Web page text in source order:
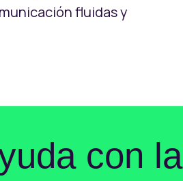
fluidas y
con la